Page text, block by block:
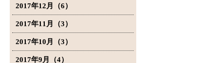
2017年12月（6）
2017年11月（3）
2017年10月（3）
2017年9月（4）